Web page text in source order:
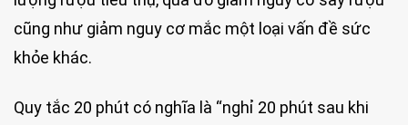
cũng như giảm nguy cơ mắc một loại vấn đề sức
khỏe khác.
Quy tắc 20 phút có nghĩa là “nghỉ 20 phút sau khi